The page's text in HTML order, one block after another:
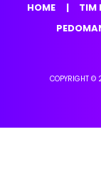
HOME TIM
COPYRIGHT ©